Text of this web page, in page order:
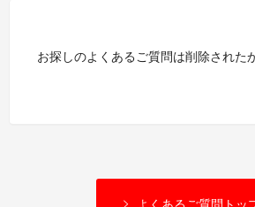
お探しのよくあるご質問は削除された